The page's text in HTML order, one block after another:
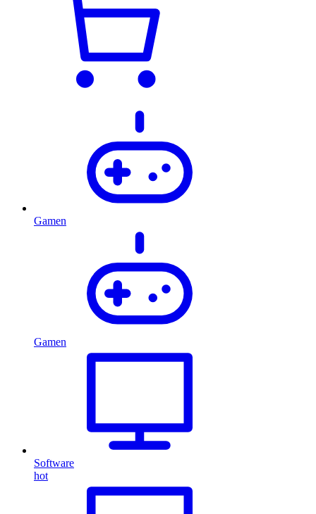
Gamen
Gamen
Software
hot